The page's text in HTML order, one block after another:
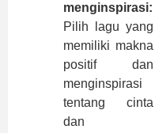
menginspirasi:
Pilih lagu yang
memiliki makna
positif dan
menginspirasi
tentang cinta
dan